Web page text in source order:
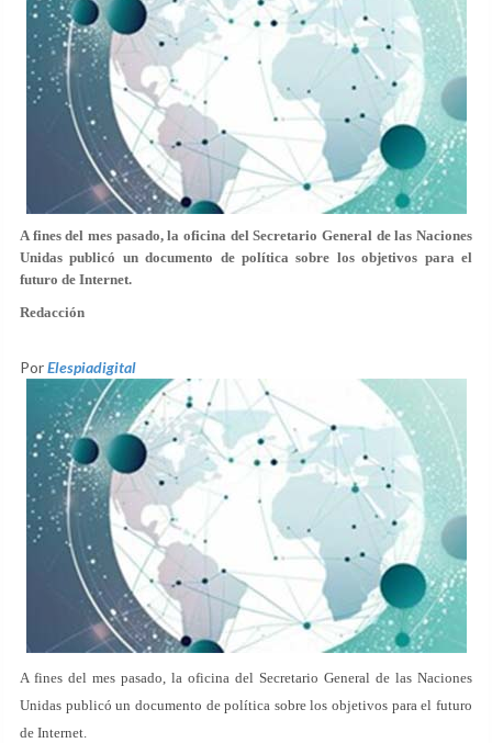
A fines del mes pasado, la oficina del Secretario General de las Naciones
Unidas publicó un documento de política sobre los objetivos para el
futuro de Internet.
Redacción
PorElespiadigital
A fines del mes pasado, la oficina del Secretario General de las Naciones
Unidas publicó un documento de política sobre los objetivos para el futuro
de Internet.